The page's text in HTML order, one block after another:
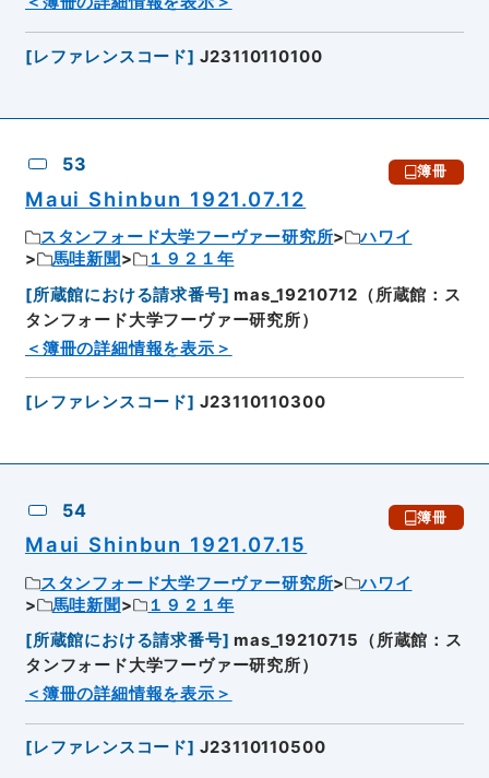
[レファレンスコード] J23110110100
53 簿冊
Maui Shinbun 1921.07.12
スタンフォード大学フーヴァー研究所
ハワイ
馬哇新聞
１９２１年
[所蔵館における請求番号] mas_19210712（所蔵館：ス
タンフォード大学フーヴァー研究所）
＜簿冊の詳細情報を表示＞
[レファレンスコード] J23110110300
54 簿冊
Maui Shinbun 1921.07.15
スタンフォード大学フーヴァー研究所
ハワイ
馬哇新聞
１９２１年
[所蔵館における請求番号] mas_19210715（所蔵館：ス
タンフォード大学フーヴァー研究所）
＜簿冊の詳細情報を表示＞
[レファレンスコード] J23110110500